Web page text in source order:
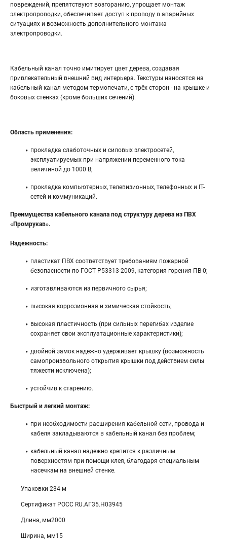
повреждений, препятствуют возгоранию, упрощает монтаж
электропроводки, обеспечивает доступ к проводу в аварийных
ситуациях и возможность дополнительного монтажа
электропроводки.
Кабельный канал точно имитирует цвет дерева, создавая
привлекательный внешний вид интерьера. Текстуры наносятся на
кабельный канал методом термопечати, с трёх сторон - на крышке и
боковых стенках (кроме больших сечений).
Область применения:
прокладка слаботочных и силовых электросетей,
эксплуатируемых при напряжении переменного тока
величиной до 1000 В;
прокладка компьютерных, телевизионных, телефонных и IT-
сетей и коммуникаций.
Преимущества кабельного канала под структуру дерева из ПВХ
«Промрукав».
Надежность:
пластикат ПВХ соответствует требованиям пожарной
безопасности по ГОСТ Р53313-2009, категория горения ПВ-0;
изготавливаются из первичного сырья;
высокая коррозионная и химическая стойкость;
высокая пластичность (при сильных перегибах изделие
сохраняет свои эксплуатационные характеристики);
двойной замок надежно удерживает крышку (возможность
самопроизвольного открытия крышки под действием силы
тяжести исключена);
устойчив к старению.
Быстрый и легкий монтаж:
при необходимости расширения кабельной сети, провода и
кабеля закладываются в кабельный канал без проблем;
кабельный канал надежно крепится к различным
поверхностям при помощи клея, благодаря специальным
насечкам на внешней стенке.
Упаковки 234 м
Сертификат POCC RU.АГ35.H03945
Длина, мм2000
Ширина, мм15